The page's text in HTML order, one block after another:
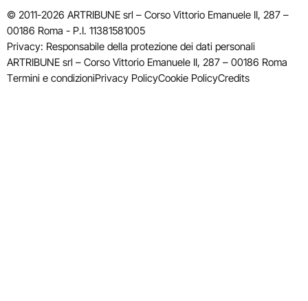
© 2011-2026 ARTRIBUNE srl – Corso Vittorio Emanuele II, 287 –
00186 Roma - P.I. 11381581005
Privacy: Responsabile della protezione dei dati personali
ARTRIBUNE srl – Corso Vittorio Emanuele II, 287 – 00186 Roma
Termini e condizioniPrivacy PolicyCookie PolicyCredits